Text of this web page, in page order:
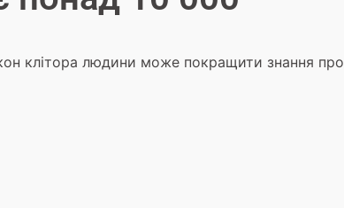
клітора людини може покращити знання про